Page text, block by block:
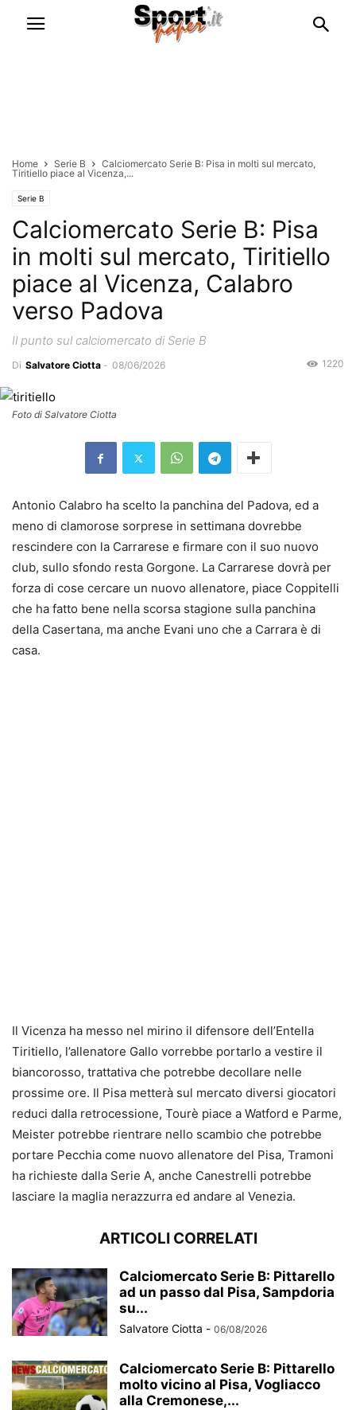
Home Serie B
Calciomercato Serie B: Pisa in molti sul mercato,
Tiritiello piace al Vicenza,...
Serie B
Calciomercato Serie B: Pisa
in molti sul mercato, Tiritiello
piace al Vicenza, Calabro
verso Padova
Il punto sul calciomercato di Serie B
Di Salvatore Ciotta - 08/06/2026 1220
Foto di Salvatore Ciotta
Antonio Calabro ha scelto la panchina del Padova, ed a
meno di clamorose sorprese in settimana dovrebbe
rescindere con la Carrarese e firmare con il suo nuovo
club, sullo sfondo resta Gorgone. La Carrarese dovrà per
forza di cose cercare un nuovo allenatore, piace Coppitelli
che ha fatto bene nella scorsa stagione sulla panchina
della Casertana, ma anche Evani uno che a Carrara è di
casa.
Il Vicenza ha messo nel mirino il difensore dell’Entella
Tiritiello, l’allenatore Gallo vorrebbe portarlo a vestire il
biancorosso, trattativa che potrebbe decollare nelle
prossime ore. Il Pisa metterà sul mercato diversi giocatori
reduci dalla retrocessione, Tourè piace a Watford e Parme,
Meister potrebbe rientrare nello scambio che potrebbe
portare Pecchia come nuovo allenatore del Pisa, Tramoni
ha richieste dalla Serie A, anche Canestrelli potrebbe
lasciare la maglia nerazzurra ed andare al Venezia.
ARTICOLI CORRELATI
Calciomercato Serie B: Pittarello
ad un passo dal Pisa, Sampdoria
su...
Salvatore Ciotta - 06/08/2026
Calciomercato Serie B: Pittarello
molto vicino al Pisa, Vogliacco
alla Cremonese,...